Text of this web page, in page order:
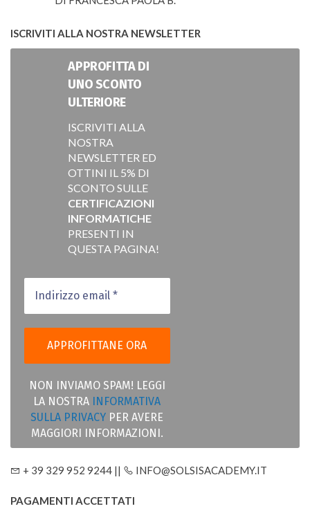
VALUTATO
ISCRIVITI ALLA NOSTRA NEWSLETTER
APPROFITTA DI
UNO SCONTO
ULTERIORE
ISCRIVITI ALLA
NOSTRA
NEWSLETTER ED
OTTINI IL 5% DI
SCONTO SULLE
CERTIFICAZIONI
INFORMATICHE
PRESENTI IN
QUESTA PAGINA!
NON INVIAMO SPAM! LEGGI
LA NOSTRA
INFORMATIVA
SULLA PRIVACY PER AVERE
MAGGIORI INFORMAZIONI.
+ 39 329 952 9244 || INFO@SOLSISACADEMY.IT
PAGAMENTI ACCETTATI